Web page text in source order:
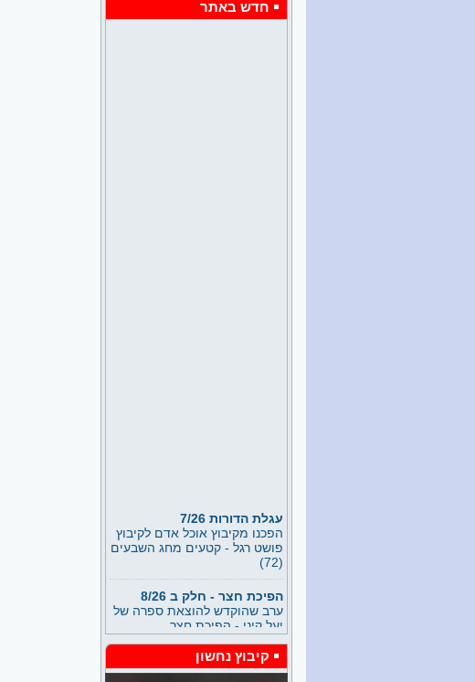
חדש באתר
הפכנו מקיבוץ אוכל אדם לקיבוץ
פושט רגל - קטעים מחג השבעים
(72)
הפיכת חצר - חלק ב 8/26
ערב שהוקדש להוצאת ספרה של
יעל קיני - הפיכת חצר
נתן זך - דורית פרידמן חלק ד
7/26
חלק מהרצאה של דורית פרידמן
קיבוץ נחשון